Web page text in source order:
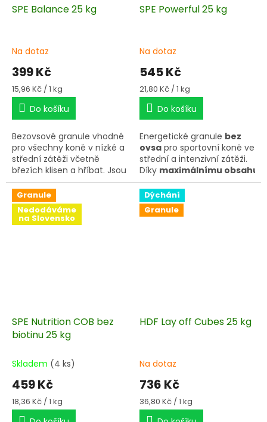
SPE Balance 25 kg
Na dotaz
399 Kč
Měrná
cena:
15,96 Kč / 1 kg
Do košíku
Bezovsové granule vhodné
pro všechny koně v nízké a
střední zátěži včetně
březích klisen a hříbat. Jsou
velmi šetrné k jejich
citlivému trávení i
díky vysokému podílu
stravitelné vlákniny
podporující tvorbu
SPE Powerful 25 kg
Na dotaz
545 Kč
Měrná
cena:
21,80 Kč / 1 kg
Do košíku
Energetické granule bez
ovsa pro sportovní koně ve
střední a intenzivní zátěži.
Díky maximálnímu obsahu
kvalitních olejů a
kontrolovanému množství
škrobů, zajišťuje Powerful
vyvážený poměr rychlé a
Granule
Nedodáváme
na Slovensko
SPE Nutrition COB bez
biotinu 25 kg
Skladem (4 ks)
459 Kč
Měrná
cena:
18,36 Kč / 1 kg
Dýchání
Granule
HDF Lay off Cubes 25 kg
Na dotaz
736 Kč
Měrná
cena:
36,80 Kč / 1 kg